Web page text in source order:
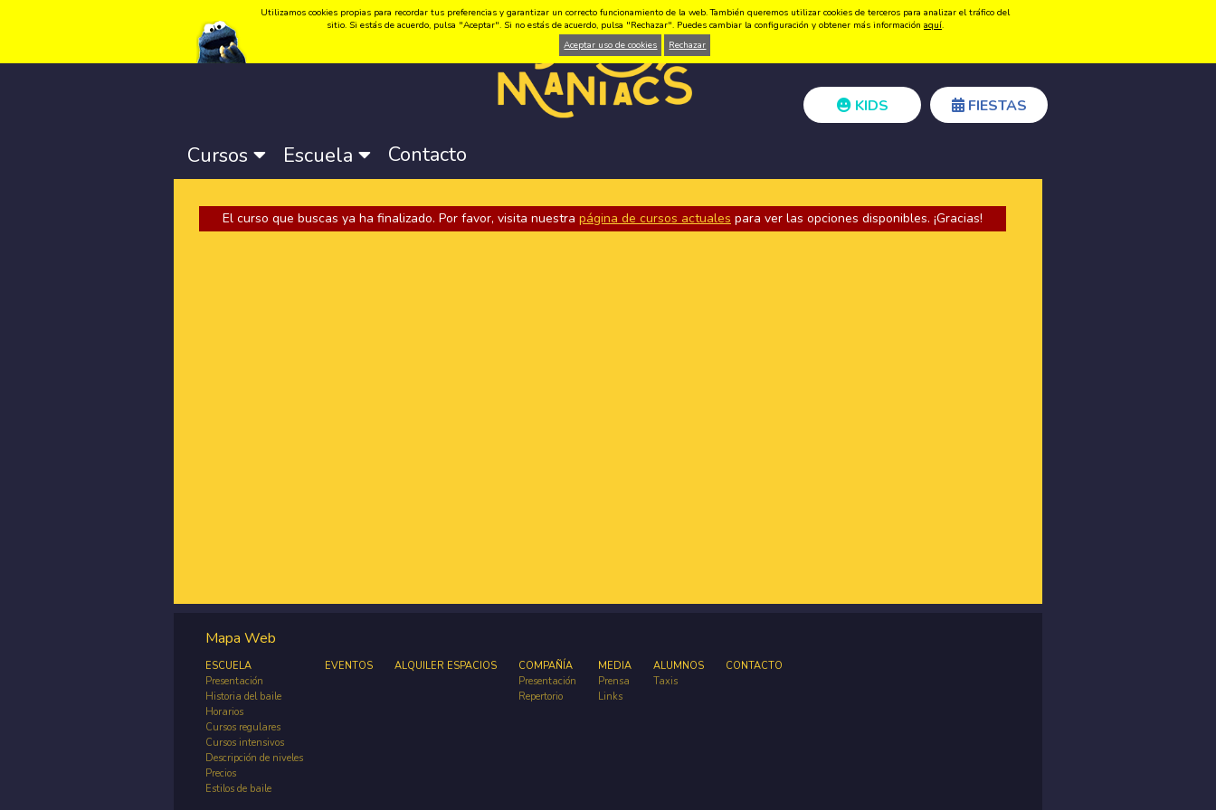
Idioma:Català -Castellano-English Registrarse Acceder
KIDS FIESTAS
Cursos Escuela Contacto
El curso que buscas ya ha finalizado. Por favor, visita nuestra página de cursos actuales para ver las opciones disponibles. ¡Gracias!
Mapa Web
ESCUELA
Presentación
Historia del baile
Horarios
Cursos regulares
Cursos intensivos
Descripción de niveles
Precios
Estilos de baile
EVENTOS ALQUILER ESPACIOS
COMPAÑÍA
Presentación
Repertorio
MEDIA
Prensa
Links
ALUMNOS
Taxis
CONTACTO
Utilizamos cookies propias para recordar tus preferencias y garantizar un correcto funcionamiento de la web. También queremos utilizar cookies de terceros para analizar el tráfico del
sitio. Si estás de acuerdo, pulsa "Aceptar". Si no estás de acuerdo, pulsa "Rechazar". Puedes cambiar la configuración y obtener más información aquí.
Aceptar uso de cookies
Rechazar